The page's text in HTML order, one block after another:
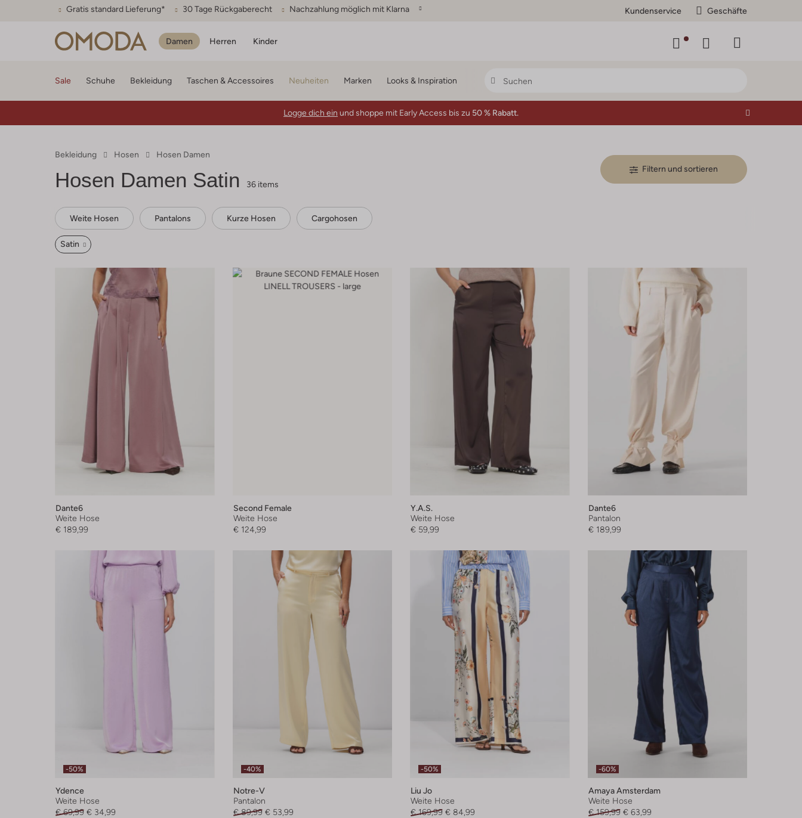
Gratis standard Lieferung* 30 Tage Rückgaberecht Nachzahlung möglich mit Klarna Kundenservice Geschäfte
Damen Herren Kinder
Sale Schuhe Bekleidung Taschen & Accessoires Neuheiten Marken Looks & Inspiration
Logge dich ein und shoppe mit Early Access bis zu 50 % Rabatt.
Bekleidung Hosen Hosen Damen
Hosen Damen Satin 36 items
Filtern und sortieren
Weite Hosen Pantalons Kurze Hosen Cargohosen
Satin
Dante6
Weite Hose
€ 189,99
Second Female
Weite Hose
€ 124,99
Y.a.s.
Weite Hose
€ 59,99
Dante6
Pantalon
€ 189,99
-50%
Ydence
Weite Hose
€ 69,99 € 34,99
-40%
Notre-V
Pantalon
€ 89,99 € 53,99
-50%
Liu Jo
Weite Hose
€ 169,99 € 84,99
-60%
Amaya Amsterdam
Weite Hose
€ 159,99 € 63,99